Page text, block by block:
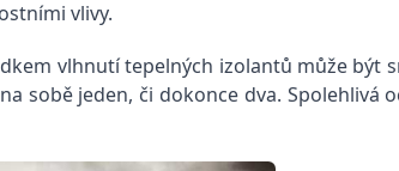
vlivy.
vlhnutí tepelných izolantů může být
sobě jeden, či dokonce dva. Spolehlivá